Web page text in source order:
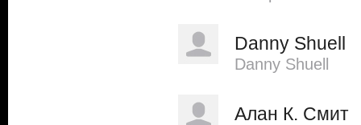
Danny Shuell
Danny Shuell
Алан К. Смит